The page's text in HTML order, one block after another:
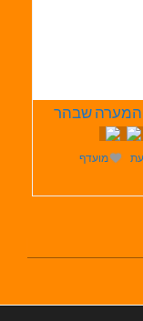
המערה שבהר
מועדף